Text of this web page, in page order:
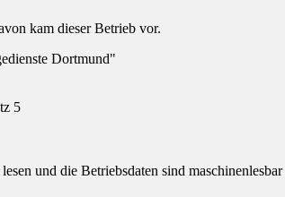
kam dieser Betrieb vor.
Dortmund"
5
und die Betriebsdaten sind